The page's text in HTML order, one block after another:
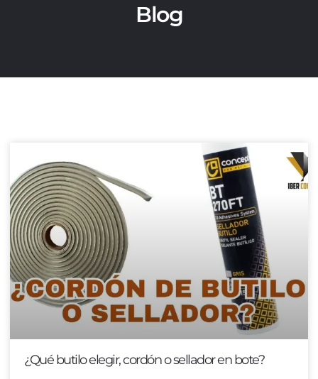
Blog
¿Qué butilo elegir, cordón o sellador en bote?